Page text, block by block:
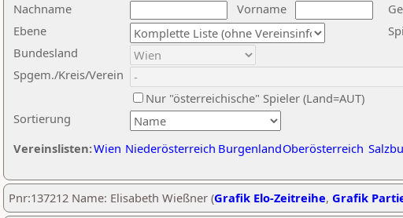
Nachname
Vorname
Ebene
Sortierung
Bundesland
Spgem./Kreis/Verein
Nur "österreichische" Spieler (Land=AUT)
Vereinslisten:Wien Niederösterreich BurgenlandOberösterreich
Pnr:137212 Name: Elisabeth Wießner (Grafik Elo-Zeitreihe, Grafik